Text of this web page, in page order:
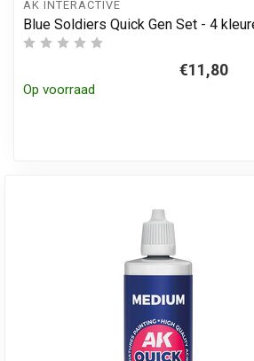
AK INTERACTIVE
Blue Soldiers Quick Gen Set - 4
€11,80
Op voorraad